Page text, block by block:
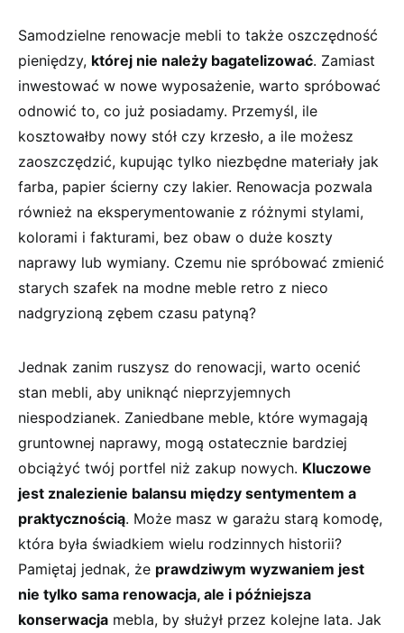
Samodzielne renowacje mebli to także oszczędność
pieniędzy, której nie należy bagatelizować. Zamiast
inwestować w nowe wyposażenie, warto ​spróbować
odnowić to, co już​ posiadamy. Przemyśl, ile
kosztowałby​ nowy stół czy krzesło,⁤ a ile możesz
zaoszczędzić, kupując ⁤tylko niezbędne materiały jak
farba, papier ścierny czy lakier. Renowacja pozwala
również na eksperymentowanie z ​różnymi stylami,
kolorami i fakturami, bez obaw o duże koszty
naprawy lub wymiany. Czemu nie spróbować zmienić
starych szafek na modne meble retro z nieco
nadgryzioną zębem czasu patyną?
Jednak ‍zanim ruszysz do renowacji, warto ocenić
stan mebli, aby uniknąć nieprzyjemnych
niespodzianek. ​Zaniedbane meble, które wymagają
‌gruntownej naprawy, mogą⁤ ostatecznie bardziej
obciążyć twój ‌portfel niż zakup nowych. Kluczowe
jest znalezienie​ balansu między sentymentem a
praktycznością.⁤ Może masz⁢ w garażu starą komodę,
która była świadkiem ‌wielu​ rodzinnych historii?
Pamiętaj⁤ jednak, że​ prawdziwym wyzwaniem‌ jest
nie tylko​ sama ​renowacja, ale i późniejsza⁤
konserwacja mebla, by służył przez kolejne lata. Jak